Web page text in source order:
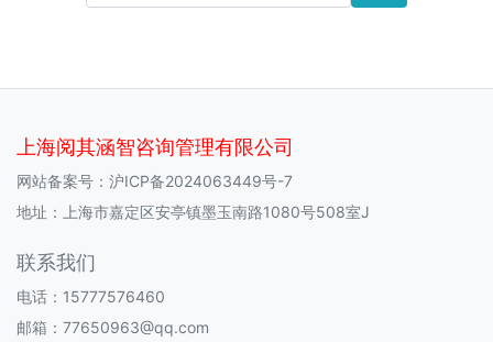
上海阅其涵智咨询管理有限公司
网站备案号： 沪ICP备2024063449号-7
地址：上海市嘉定区安亭镇墨玉南路1080号508室J
联系我们
电话：15777576460
邮箱：77650963@qq.com